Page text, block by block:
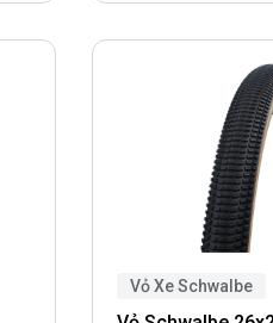
Vỏ Xe Schwalbe